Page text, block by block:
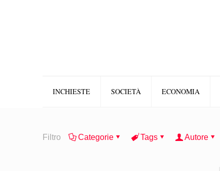
INCHIESTE SOCIETÀ ECONOMIA
Filtro Categorie Tags Autore